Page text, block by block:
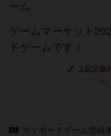
ーム
ゲームマーケット
ドゲームです！
上記文
マイボードゲーム登録